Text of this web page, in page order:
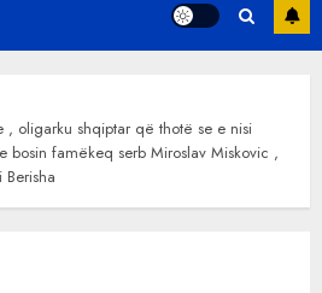
, oligarku shqiptar që thotë se e nisi
bosin famëkeq serb Miroslav Miskovic ,